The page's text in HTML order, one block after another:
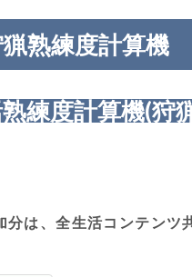
熟練度計算機
練度計算機(狩
は、全生活コンテンツ